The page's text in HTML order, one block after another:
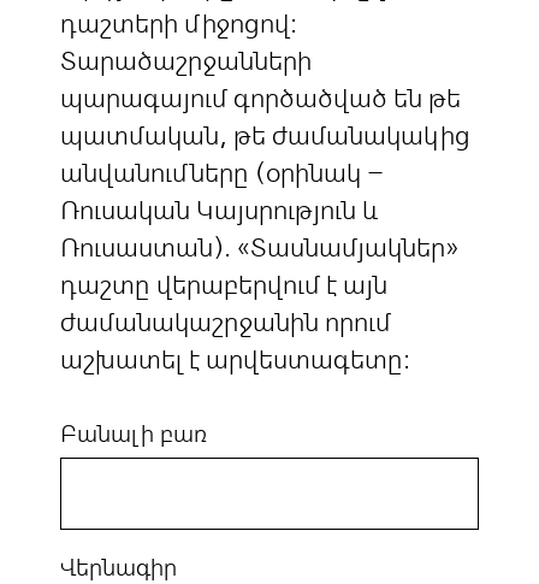
դաշտերի միջոցով:
Տարածաշրջանների
պարագայում գործածված են թե
պատմական, թե ժամանակակից
անվանումները (օրինակ –
Ռուսական Կայսրություն և
Ռուսաստան). «Տասնամյակներ»
դաշտը վերաբերվում է այն
ժամանակաշրջանին որում
աշխատել է արվեստագետը:
Բանալի բառ
Վերնագիր